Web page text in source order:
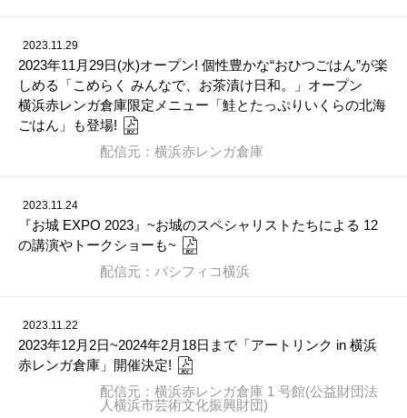
2023.11.29
2023年11月29日(水)オープン! 個性豊かな“おひつごはん”が楽
しめる「こめらく みんなで、お茶漬け日和。」オープン
横浜赤レンガ倉庫限定メニュー「鮭とたっぷりいくらの北海
ごはん」も登場!
配信元：横浜赤レンガ倉庫
2023.11.24
『お城 EXPO 2023』~お城のスペシャリストたちによる 12
の講演やトークショーも~
配信元：パシフィコ横浜
2023.11.22
2023年12月2日~2024年2月18日まで「アートリンク in 横浜
赤レンガ倉庫」開催決定!
配信元：横浜赤レンガ倉庫 1 号館(公益財団法
人横浜市芸術文化振興財団)